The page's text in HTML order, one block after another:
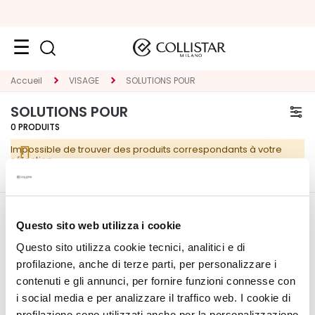
Questo sito web utilizza i cookie
Questo sito utilizza cookie tecnici, analitici e di
profilazione, anche di terze parti, per personalizzare i
contenuti e gli annunci, per fornire funzioni connesse con
i social media e per analizzare il traffico web. I cookie di
VISAGE
K
A
T
E
G
T
r
a
Accueil VISAGE SOLUTIONS POUR
SOLUTIONS POUR
0 PRODUITS
Impossible de trouver des produits correspondants à votre
sélection.
CORPORATE
Qui sommes-nous
Contacts
Déclaration d'accessibilité
MON PROFIL
Informations du compte
Carnet d'adresses
Mes commandes
Ma liste de souhaits